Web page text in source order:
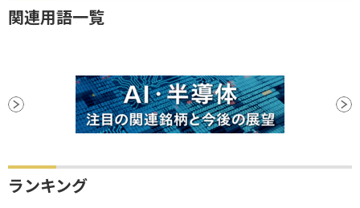
関連用語一覧
ランキング